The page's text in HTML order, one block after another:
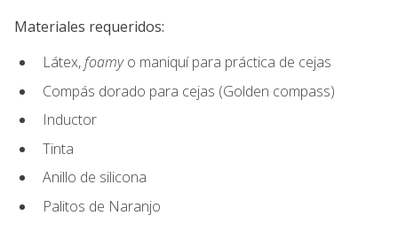
Materiales requeridos:
Látex,foamyo maniquí para práctica de cejas
Compás dorado para cejas (Golden compass)
Inductor
Tinta
Anillo de silicona
Palitos de Naranjo